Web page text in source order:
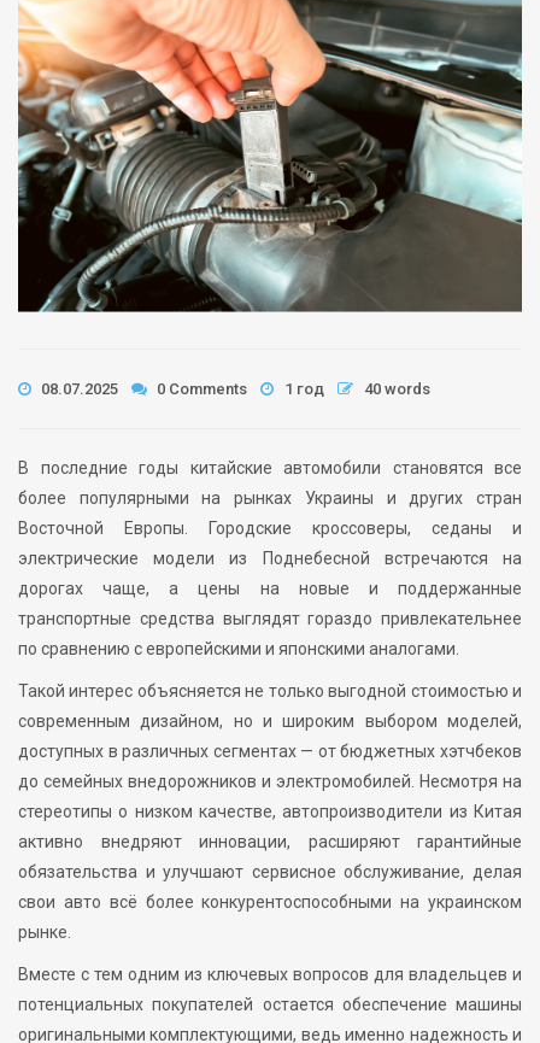
08.07.2025 0 Comments 1 год 40 words
В последние годы китайские автомобили становятся все
более популярными на рынках Украины и других стран
Восточной Европы. Городские кроссоверы, седаны и
электрические модели из Поднебесной встречаются на
дорогах чаще, а цены на новые и поддержанные
транспортные средства выглядят гораздо привлекательнее
по сравнению с европейскими и японскими аналогами.
Такой интерес объясняется не только выгодной стоимостью и
современным дизайном, но и широким выбором моделей,
доступных в различных сегментах — от бюджетных хэтчбеков
до семейных внедорожников и электромобилей. Несмотря на
стереотипы о низком качестве, автопроизводители из Китая
активно внедряют инновации, расширяют гарантийные
обязательства и улучшают сервисное обслуживание, делая
свои авто всё более конкурентоспособными на украинском
рынке.
Вместе с тем одним из ключевых вопросов для владельцев и
потенциальных покупателей остается обеспечение машины
оригинальными комплектующими, ведь именно надежность и